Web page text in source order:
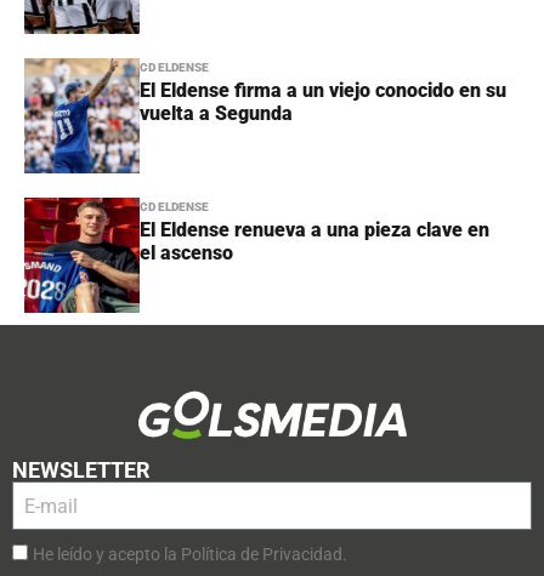
CD ELDENSE
El Eldense firma a un viejo conocido en su
vuelta a Segunda
CD ELDENSE
El Eldense renueva a una pieza clave en
el ascenso
NEWSLETTER
He leído y acepto la Política de Privacidad.